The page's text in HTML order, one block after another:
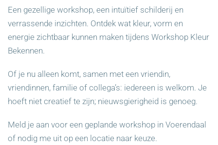
Een gezellige workshop, een intuïtief schilderij en
verrassende inzichten. Ontdek wat kleur, vorm en
energie zichtbaar kunnen maken tijdens Workshop Kleur
Bekennen.
Of je nu alleen komt, samen met een vriendin,
vriendinnen, familie of collega’s: iedereen is welkom. Je
hoeft niet creatief te zijn; nieuwsgierigheid is genoeg.
Meld je aan voor een geplande workshop in Voerendaal
of nodig me uit op een locatie naar keuze.